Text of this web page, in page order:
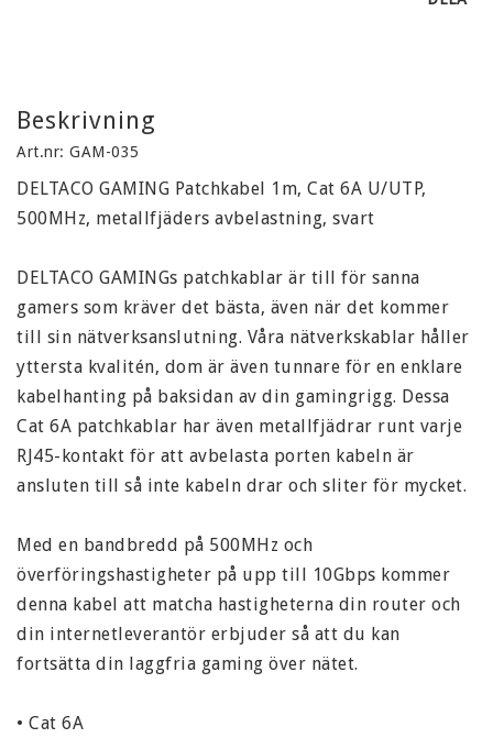
Beskrivning
Art.nr: GAM-035
DELTACO GAMING Patchkabel 1m, Cat 6A U/UTP,
500MHz, metallfjäders avbelastning, svart
DELTACO GAMINGs patchkablar är till för sanna
gamers som kräver det bästa, även när det kommer
till sin nätverksanslutning. Våra nätverkskablar håller
yttersta kvalitén, dom är även tunnare för en enklare
kabelhanting på baksidan av din gamingrigg. Dessa
Cat 6A patchkablar har även metallfjädrar runt varje
RJ45-kontakt för att avbelasta porten kabeln är
ansluten till så inte kabeln drar och sliter för mycket.
Med en bandbredd på 500MHz och
överföringshastigheter på upp till 10Gbps kommer
denna kabel att matcha hastigheterna din router och
din internetleverantör erbjuder så att du kan
fortsätta din laggfria gaming över nätet.
• Cat 6A